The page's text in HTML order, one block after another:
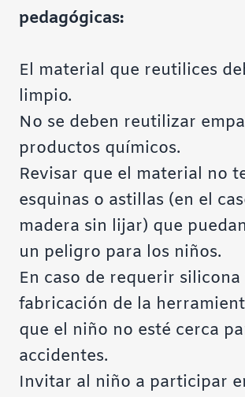
pedagógicas:
El material que reutilices
limpio.
No se deben reutilizar
productos químicos.
Revisar que el material no
esquinas o astillas (en el
madera sin lijar) que
un peligro para los niños.
En caso de requerir silicona
fabricación de la
que el niño no esté cerca
accidentes.
Invitar al niño a participar